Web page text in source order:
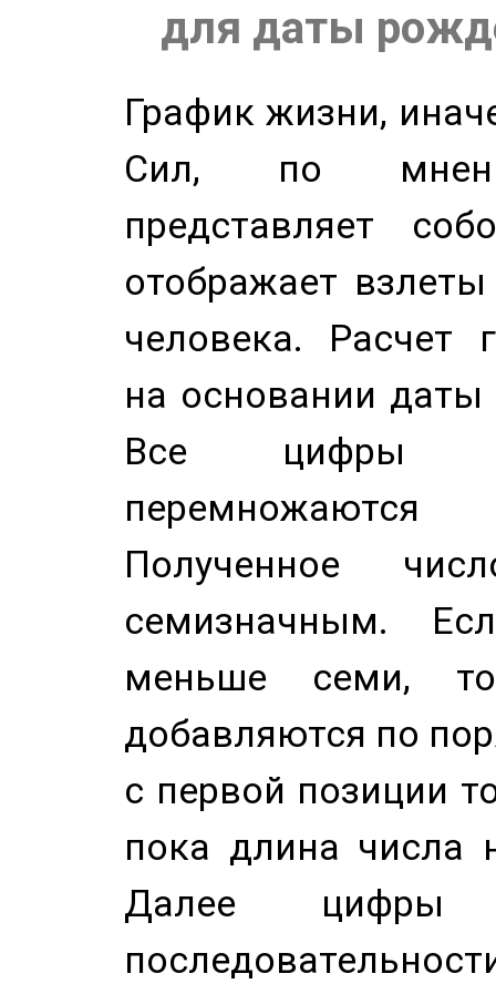
для даты
График жизни,
Сил, по
представляет
отображает
человека. Расчет
на основании
Все цифры
Полученное
семизначным.
меньше семи,
добавляются по
с первой позиции
пока длина числа
Далее цифры